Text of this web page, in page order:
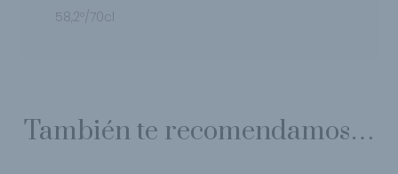
58,2º/70cl
También te recomendamos…